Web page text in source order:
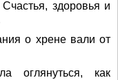
здоровья и
о хрене вали от
оглянуться, как